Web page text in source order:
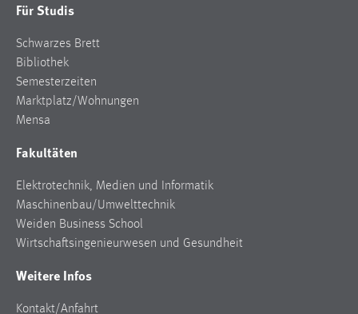
Für Studis
Schwarzes Brett
Bibliothek
Semesterzeiten
Marktplatz/Wohnungen
Mensa
Fakultäten
Elektrotechnik, Medien und Informatik
Maschinenbau/Umwelttechnik
Weiden Business School
Wirtschaftsingenieurwesen und Gesundheit
Weitere Infos
Kontakt/Anfahrt